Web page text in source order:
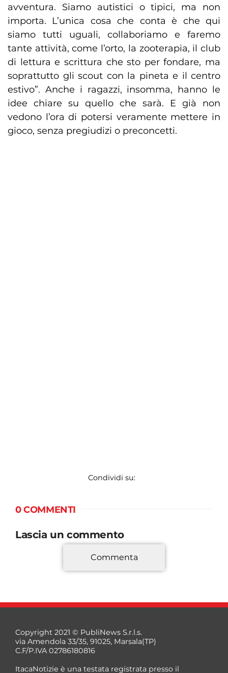
avventura. Siamo autistici o tipici, ma non
importa. L’unica cosa che conta è che qui
siamo tutti uguali, collaboriamo e faremo
tante attività, come l’orto, la zooterapia, il club
di lettura e scrittura che sto per fondare, ma
soprattutto gli scout con la pineta e il centro
estivo”. Anche i ragazzi, insomma, hanno le
idee chiare su quello che sarà. E già non
vedono l’ora di potersi veramente mettere in
gioco, senza pregiudizi o preconcetti.
Condividi su:
0 COMMENTI
Lascia un commento
*
Commenta
Copyright 2021 © PubliNews S.r.l.s.
via Amendola 33/35, 91025, Marsala(TP)
C.F/P.IVA 02786180816
ItacaNotizie è una testata registrata presso il